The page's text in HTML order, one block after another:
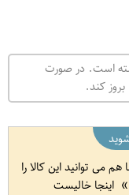
است. در صورت
کند.
می توانید این کالا را
اینجا خالیست